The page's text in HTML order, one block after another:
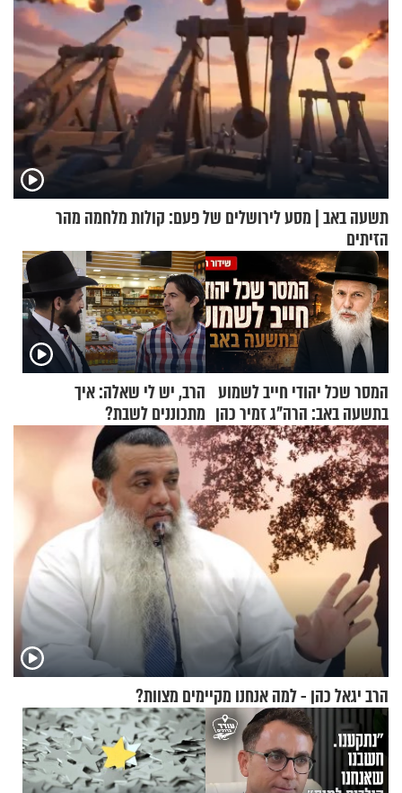
תשעה באב | מסע לירושלים של פעם: קולות מלחמה מהר
הזיתים
המסר שכל יהודי חייב לשמוע
בתשעה באב: הרה"ג זמיר כהן
בשיעור מיוחד
הרב, יש לי שאלה: איך
מתכוננים לשבת?
הרב יגאל כהן - למה אנחנו מקיימים מצוות?